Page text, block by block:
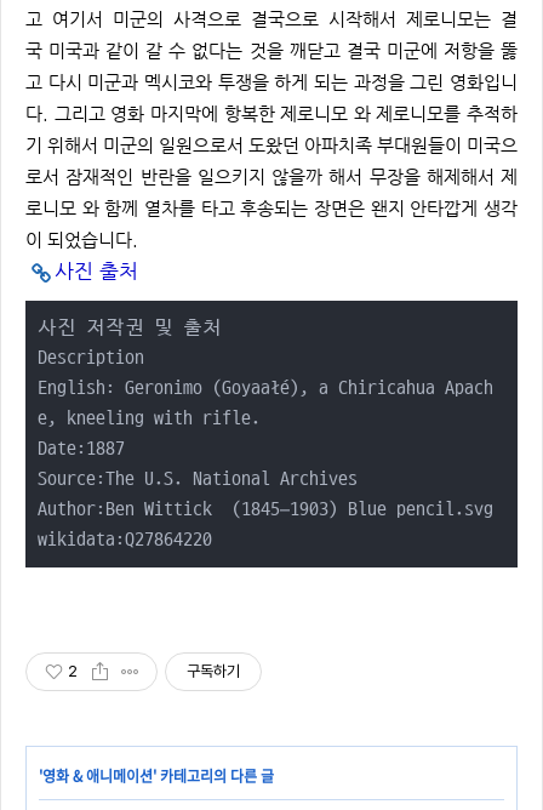
고 여기서 미군의 사격으로 결국으로 시작해서 제로니모는 결
국 미국과 같이 갈 수 없다는 것을 깨닫고 결국 미군에 저항을 뚫
고 다시 미군과 멕시코와 투쟁을 하게 되는 과정을 그린 영화입니
다. 그리고 영화 마지막에 항복한 제로니모 와 제로니모를 추적하
기 위해서 미군의 일원으로서 도왔던 아파치족 부대원들이 미국으
로서 잠재적인 반란을 일으키지 않을까 해서 무장을 해제해서 제
로니모 와 함께 열차를 타고 후송되는 장면은 왠지 안타깝게 생각
이 되었습니다.
사진 출처
사진 저작권 및 출처
Description
English: Geronimo (Goyaałé), a Chiricahua Apach
e, kneeling with rifle.
Date:1887
Source:The U.S. National Archives
Author:Ben Wittick  (1845–1903) Blue pencil.svg
wikidata:Q27864220
2 구독하기
'영화 & 애니메이션' 카테고리의 다른 글